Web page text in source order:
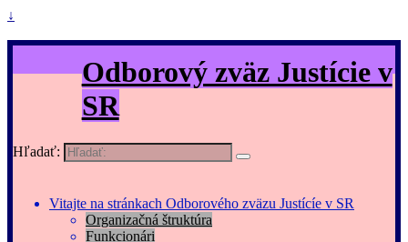
↓
Odborový zväz Justície v
SR
Hľadať:
Vitajte na stránkach Odborového zväzu Justícíe v SR
Organizačná štruktúra
Funkcionári